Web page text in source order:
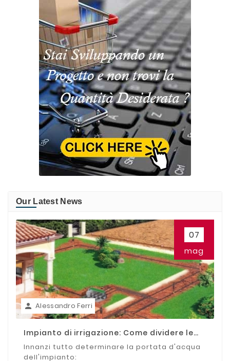
Our Latest News
07
mag
 Alessandro Ferri
Impianto di irrigazione: Come dividere le
zone
Innanzi tutto determinare la portata d'acqua
dell'impianto: